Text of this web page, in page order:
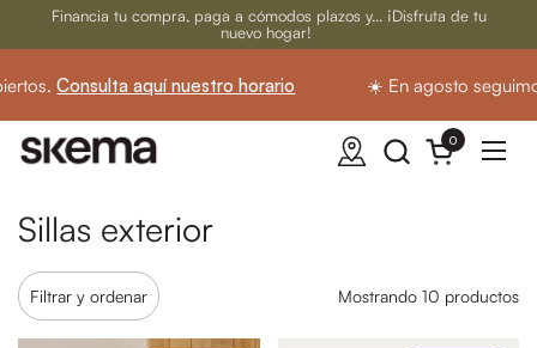
Ir al contenido
Financia tu compra, paga a cómodos plazos y... ¡Disfruta de tu
nuevo hogar!
Consulta aquí nuestro horario ☀️ En agosto
Abrir carrito
0
Abrir
Sillas exterior
Filtrar y ordenar Mostrando 10 productos